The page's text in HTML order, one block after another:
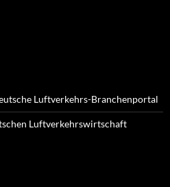
Luftverkehrs-Branchenportal
Luftverkehrswirtschaft